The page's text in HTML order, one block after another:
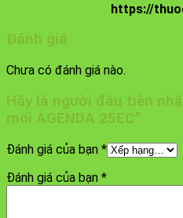
https://
Đánh giá
Chưa có đánh giá nào.
Hãy là người đầu tiên
mối AGENDA 25EC”
Đánh giá của bạn *
Đánh giá của bạn *